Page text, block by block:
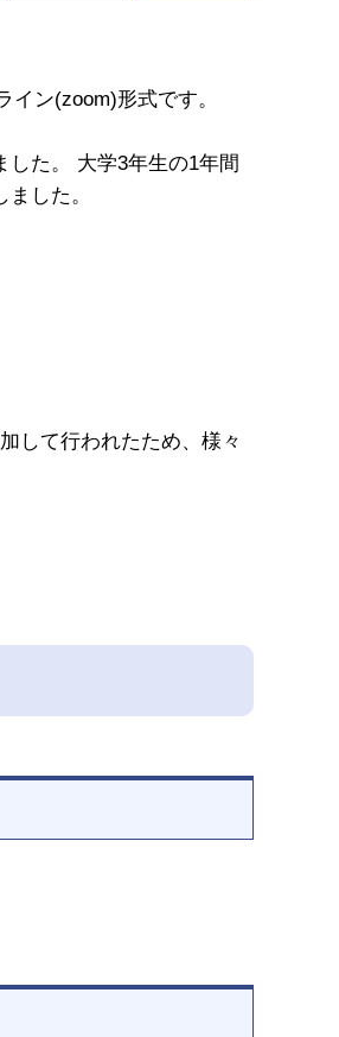
ン(zoom)形式です。
た。 大学3年生の1年間
した。
して行われたため、様々